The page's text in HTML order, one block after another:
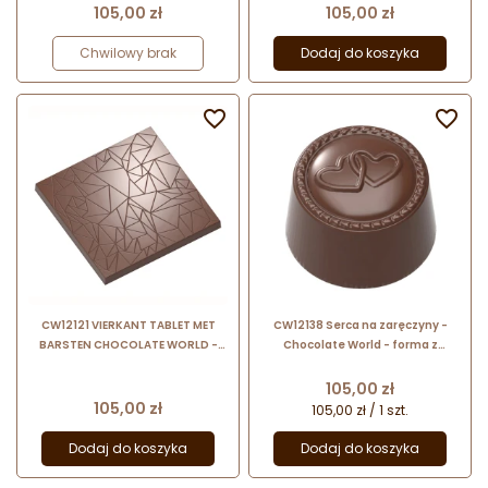
zaokrąglony kwadrat
Cena
105,00 zł
Chwilowy brak
okrągłe praliny
Cena
105,00 zł
Dodaj do koszyka
CW12121 VIERKANT TABLET MET
BARSTEN CHOCOLATE WORLD -
czekolady - pęknięcia
Cena
105,00 zł
Dodaj do koszyka

CW12138 Serca na zaręczyny -
Chocolate World - forma z
pralin - śr. 28 mm
Cena
105,00 zł
105,00 zł / 1 szt.
Dodaj do koszyka
